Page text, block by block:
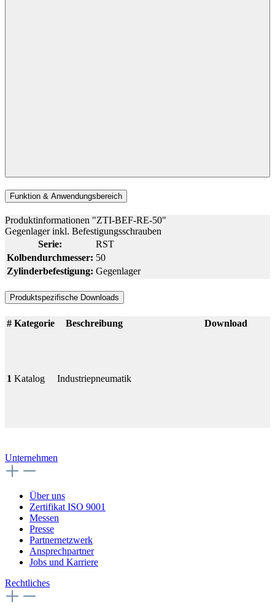
Funktion & Anwendungsbereich
Produktinformationen "ZTI-BEF-RE-50"
Gegenlager inkl. Befestigungsschrauben
Serie:
RST
Kolbendurchmesser: 50
Zylinderbefestigung: Gegenlager
Produktspezifische Downloads
# Kategorie Beschreibung Download
1 Katalog Industriepneumatik
Unternehmen
Über uns
Zertifikat ISO 9001
Messen
Presse
Partnernetzwerk
Ansprechpartner
Jobs und Karriere
Rechtliches